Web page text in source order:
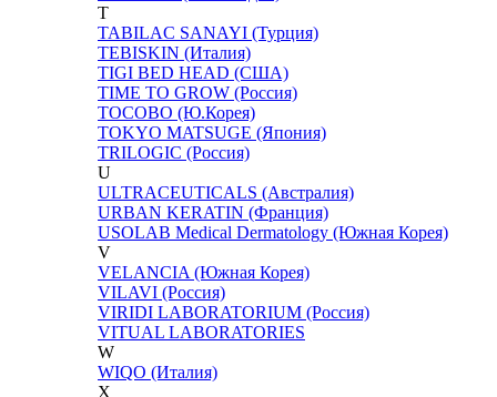
T
TABILAC SANAYI (Турция)
TEBISKIN (Италия)
TIGI BED HEAD (США)
TIME TO GROW (Россия)
TOCOBO (Ю.Корея)
TOKYO MATSUGE (Япония)
TRILOGIC (Россия)
U
ULTRACEUTICALS (Австралия)
URBAN KERATIN (Франция)
USOLAB Medical Dermatology (Южная Корея)
V
VELANCIA (Южная Корея)
VILAVI (Россия)
VIRIDI LABORATORIUM (Россия)
VITUAL LABORATORIES
W
WIQO (Италия)
X